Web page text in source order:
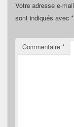
Votre adresse e-
sont indiqués avec *
Commentaire *